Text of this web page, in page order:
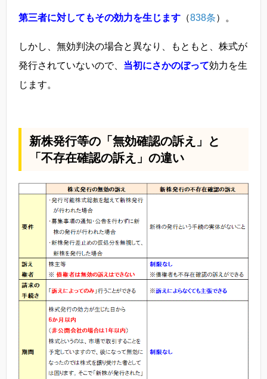
第三者に対してもその効力を生じます （838条）。
しかし、無効判決の場合と異なり、もともと、株式が
発行されていないので、 当初にさかのぼって効力を生
じます。
新株発行等の「無効確認の訴え」と
「不存在確認の訴え」の違い